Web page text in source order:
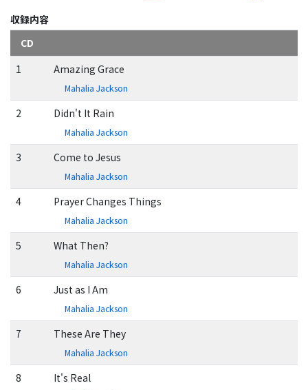
収録内容
CD
1
Amazing Grace
Mahalia Jackson
2 Didn't It Rain
Mahalia Jackson
3 Come to Jesus
Mahalia Jackson
4 Prayer Changes Things
Mahalia Jackson
5 What Then?
Mahalia Jackson
6 Just as I Am
Mahalia Jackson
7 These Are They
Mahalia Jackson
8 It's Real